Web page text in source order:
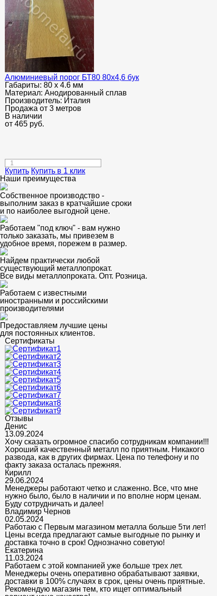
Алюминиевый порог БТ80 80х4,6 бук
Габариты: 80 х 4.6 мм
Материал: Анодированный сплав
Производитель: Италия
Продажа от 3 метров
В наличии
от 465 руб.
Купить Купить в 1 клик
Наши преимущества
Собственное производство -
выполним заказ в кратчайшие сроки
и по наиболее выгодной цене.
Работаем "под ключ" - вам нужно
только заказать, мы привезем в
удобное время, порежем в размер.
Найдем практически любой
существующий металлопрокат.
Все виды металлопроката. Опт. Розница.
Работаем с известными
иностранными и российскими
производителями
Предоставляем лучшие цены
для постоянных клиентов.
Сертификаты
Отзывы
Денис
13.09.2024
Хочу сказать огромное спасибо сотрудникам компании!!!
Хороший качественный металл по приятным. Никакого
развода, как в других фирмах. Цена по телефону и по
факту заказа осталась прежняя.
Кирилл
29.06.2024
Менеджеры работают четко и слаженно. Все, что мне
нужно было, было в наличии и по вполне норм ценам.
Буду сотрудничать и далее!
Владимир Чернов
02.05.2024
Работаю с Первым магазином металла больше 5ти лет!
Цены всегда предлагают самые выгодные по рынку и
доставка точно в срок! Однозначно советую!
Екатерина
11.03.2024
Работаем с этой компанией уже больше трех лет.
Менеджеры очень оперативно обрабатывают заявки,
доставки в 100% случаях в срок, цены очень приятные.
Рекомендую магазин тем, кто ищет оптимальный